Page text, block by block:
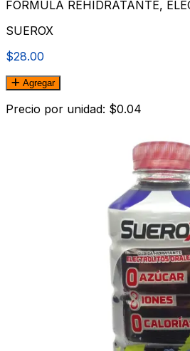
FORMULA REHIDRATANTE,
SUEROX
$28.00
Agregar
Precio por unidad: $0.04